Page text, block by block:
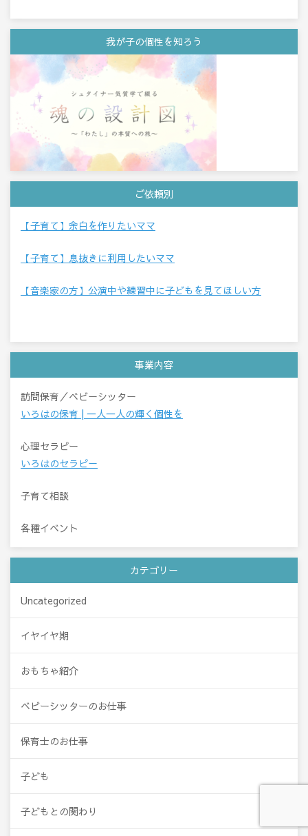
我が子の個性を知ろう
ご依頼別
【子育て】余白を作りたいママ
【子育て】息抜きに利用したいママ
【音楽家の方】公演中や練習中に子どもを見てほしい方
事業内容
訪問保育／ベビーシッター
いろはの保育 | 一人一人の輝く個性を
心理セラピー
いろはのセラピー
子育て相談
各種イベント
カテゴリー
Uncategorized
イヤイヤ期
おもちゃ紹介
ベビーシッターのお仕事
保育士のお仕事
子ども
子どもとの関わり